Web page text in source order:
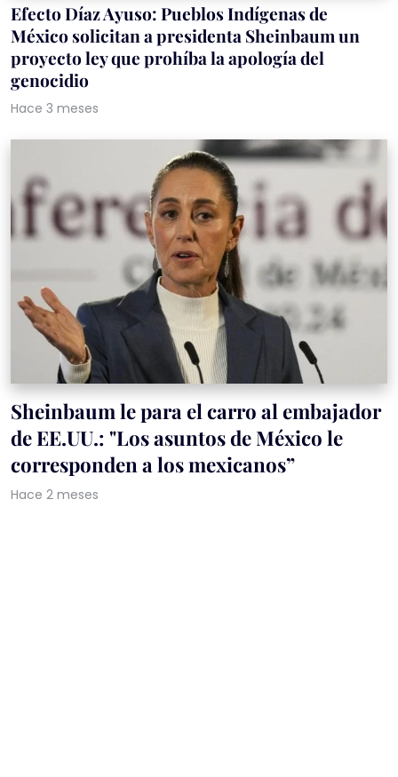
Efecto Díaz Ayuso: Pueblos Indígenas de
México solicitan a presidenta Sheinbaum un
proyecto ley que prohíba la apología del
genocidio
Hace 3 meses
Sheinbaum le para el carro al embajador
de EE.UU.: "Los asuntos de México le
corresponden a los mexicanos”
Hace 2 meses